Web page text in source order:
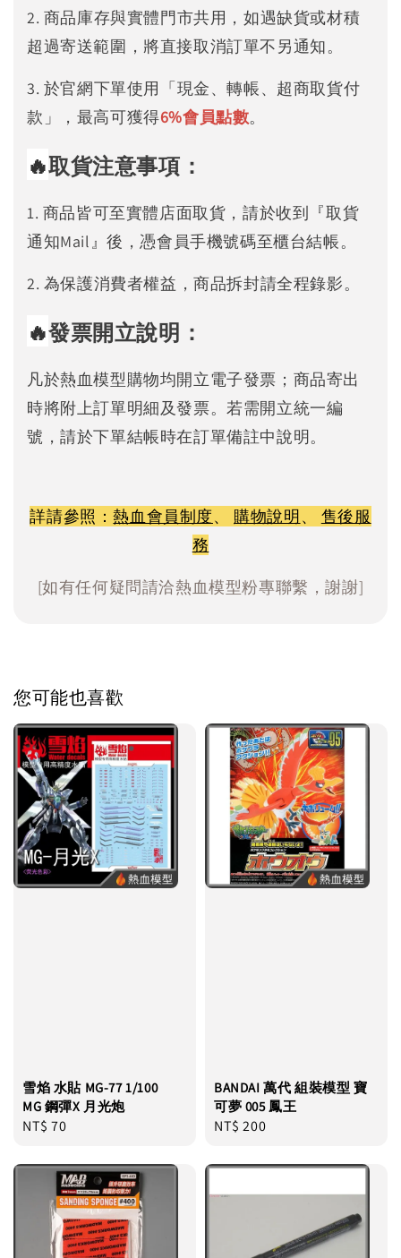
2. 商品庫存與實體門市共用，如遇缺貨或材積
超過寄送範圍，將直接取消訂單不另通知。
3. 於官網下單使用「現金、轉帳、超商取貨付
款」，最高可獲得6%會員點數。
🔥取貨注意事項：
1. 商品皆可至實體店面取貨，請於收到『取貨
通知Mail』後，憑會員手機號碼至櫃台結帳。
2. 為保護消費者權益，商品拆封請全程錄影。
🔥發票開立說明：
凡於熱血模型購物均開立電子發票；商品寄出
時將附上訂單明細及發票。若需開立統一編
號，請於下單結帳時在訂單備註中說明。
詳請參照：熱血會員制度、 購物說明、 售後服
務
[如有任何疑問請洽熱血模型粉專聯繫，謝謝]
您可能也喜歡
雪焰 水貼 MG-77 1/100
MG 鋼彈X 月光炮
Regular
NT$ 70
BANDAI 萬代 組裝模型 寶
可夢 005 鳳王
Regular
NT$ 200